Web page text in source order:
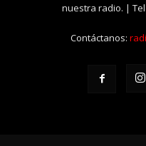
nuestra radio. | Tel
Contáctanos: